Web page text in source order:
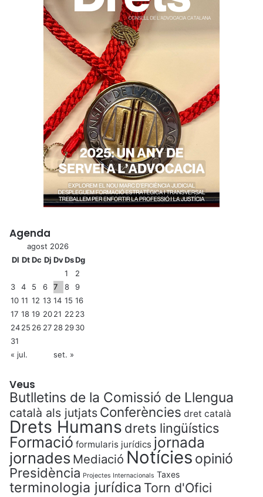
Agenda
agost 2026
Dl DtDc Dj DvDsDg
1
2
3
4 5 6 7 8
9
10 11 12 13 14 15 16
17 18 19 2021 22 23
2425 26 27 28 2930
31
« jul.
set. »
Veus
Butlletins de la Comissió de Llengua
català als jutjats Conferències dret català
Drets Humans drets lingüístics
Formació formularis jurídics jornada
jornades Mediació Notícies opinió
Presidència Projectes Internacionals Taxes
terminologia jurídica Torn d'Ofici